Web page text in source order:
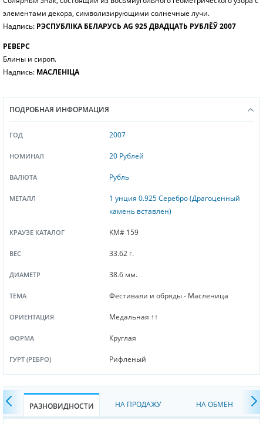
элементами декора, символизирующими солнечные лучи.
Надпись: РЭСПУБЛІКА БЕЛАРУСЬ AG 925 ДВАДЦАТЬ РУБЛЁЎ 2007
РЕВЕРС
Блины и сироп.
Надпись: МАСЛЕНІЦА
ПОДРОБНАЯ ИНФОРМАЦИЯ
ГОД 2007
НОМИНАЛ 20 Рублей
ВАЛЮТА Рубль
МЕТАЛЛ
1 унция 0.925 Серебро (Драгоценный
камень вставлен)
КРАУЗЕ КАТАЛОГ KM# 159
ВЕС 33.62 г.
ДИАМЕТР 38.6 мм.
ТЕМА Фестивали и обряды - Масленица
ОРИЕНТАЦИЯ Медальная ↑↑
ФОРМА Круглая
ГУРТ (РЕБРО) Рифленый
РАЗНОВИДНОСТИ НА ПРОДАЖУ НА ОБМЕН